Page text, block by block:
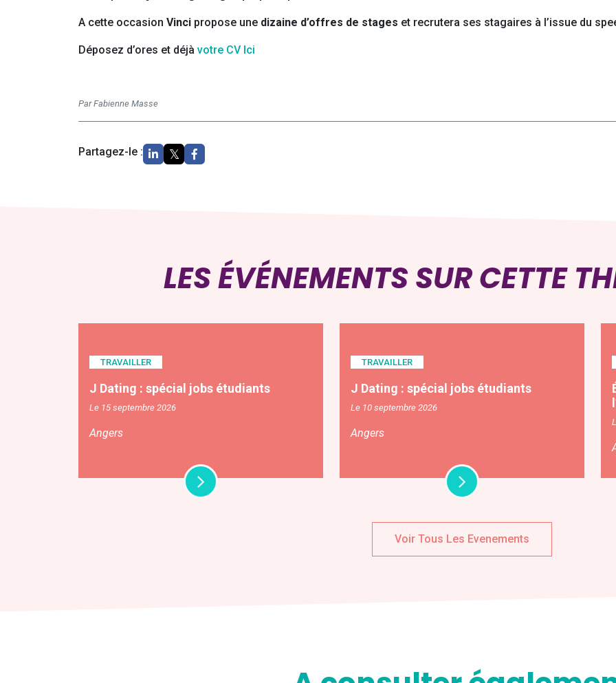
A cette occasion Vinci propose une dizaine d’offres de stages et recrutera ses stagaires à l’issue du
Déposez d’ores et déjà votre CV Ici
Par Fabienne Masse
Partagez-le :
LES ÉVÉNEMENTS SUR CETTE
TRAVAILLER
J Dating : spécial jobs étudiants
Le 15 septembre 2026
Angers
TRAVAILLER
J Dating : spécial jobs étudiants
Le 10 septembre 2026
Angers
Voir Tous Les Evenements